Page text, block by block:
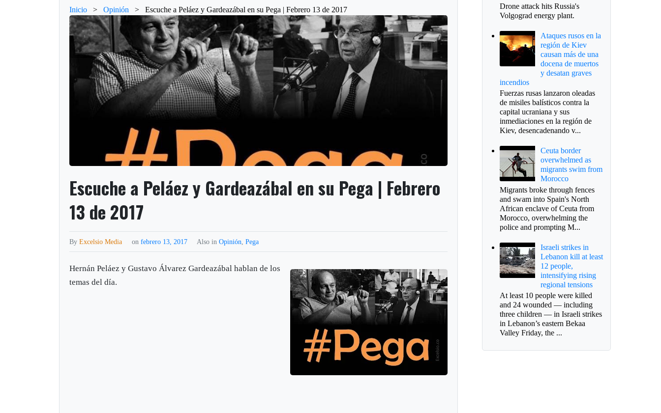
Inicio > Opinión > Escuche a Peláez y Gardeazábal en su Pega | Febrero 13 de 2017
Escuche a Peláez y Gardeazábal en su Pega | Febrero
13 de 2017
ByExcelsio Media onfebrero 13, 2017 Also inOpinión ,Pega
Hernán Peláez y Gustavo Álvarez Gardeazábal hablan de los
temas del día.
Drone attack hits Russia's
Volgograd energy plant.
Ataques rusos en la
región de Kiev
causan más de una
docena de muertos
y desatan graves
incendios
Fuerzas rusas lanzaron oleadas
de misiles balísticos contra la
capital ucraniana y sus
inmediaciones en la región de
Kiev, desencadenando v...
Ceuta border
overwhelmed as
migrants swim from
Morocco
Migrants broke through fences
and swam into Spain's North
African enclave of Ceuta from
Morocco, overwhelming the
police and prompting M...
Israeli strikes in
Lebanon kill at least
12 people,
intensifying rising
regional tensions
At least 10 people were killed
and 24 wounded — including
three children — in Israeli strikes
in Lebanon’s eastern Bekaa
Valley Friday, the ...